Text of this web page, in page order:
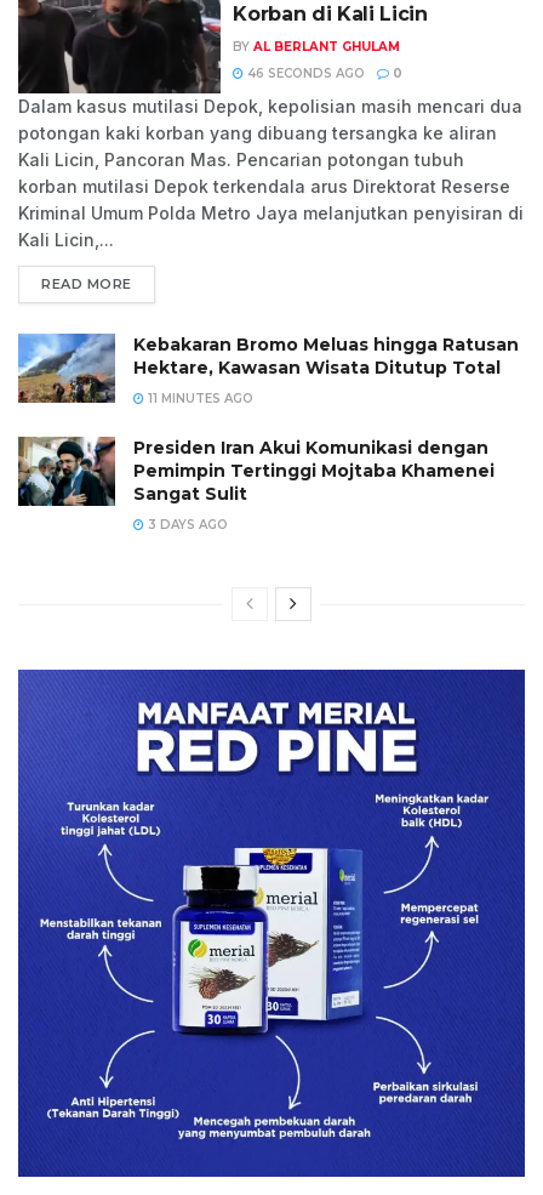
Korban di Kali Licin
BY AL BERLANT GHULAM
46 SECONDS AGO
0
Dalam kasus mutilasi Depok, kepolisian masih mencari dua
potongan kaki korban yang dibuang tersangka ke aliran
Kali Licin, Pancoran Mas. Pencarian potongan tubuh
korban mutilasi Depok terkendala arus Direktorat Reserse
Kriminal Umum Polda Metro Jaya melanjutkan penyisiran di
Kali Licin,...
READ MORE
Kebakaran Bromo Meluas hingga Ratusan
Hektare, Kawasan Wisata Ditutup Total
11 MINUTES AGO
Presiden Iran Akui Komunikasi dengan
Pemimpin Tertinggi Mojtaba Khamenei
Sangat Sulit
3 DAYS AGO